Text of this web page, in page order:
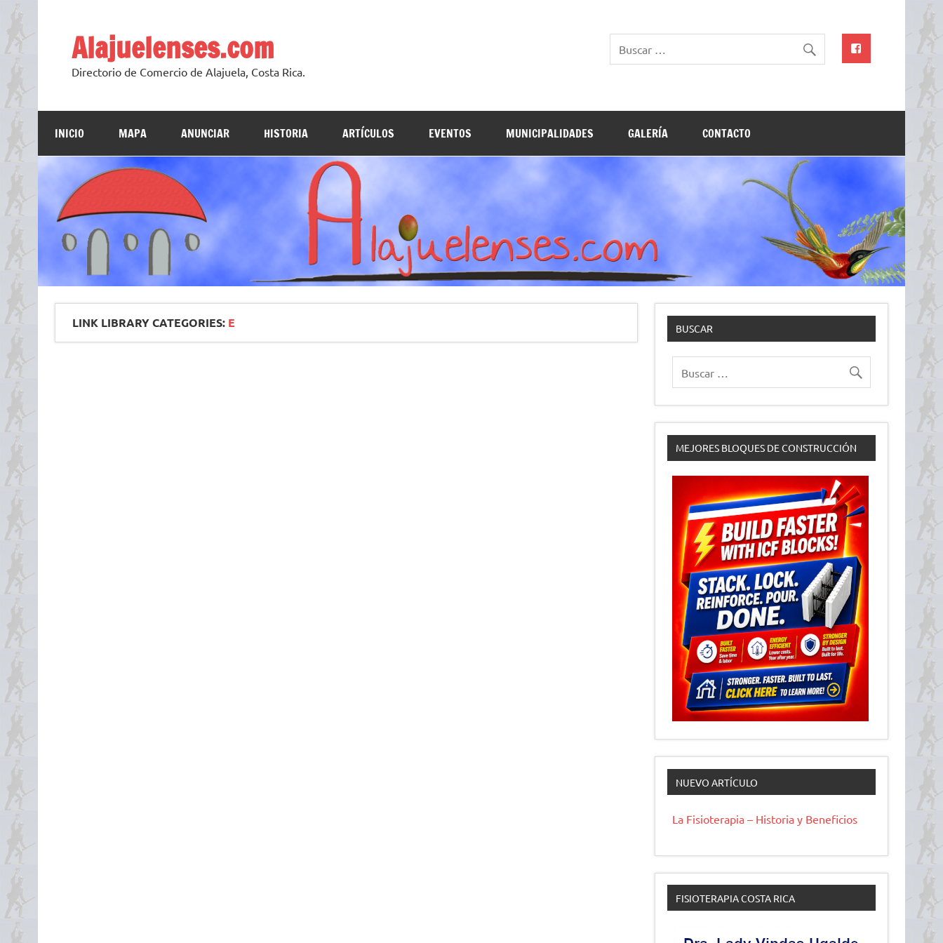
Skip
content
Alajuelenses.com
Directorio de Comercio de Alajuela, Costa Rica.
INICIO MAPA ANUNCIAR HISTORIA ARTÍCULOS EVENTOS MUNICIPALIDADES GALERÍA CONTACTO
LINK LIBRARY CATEGORIES: E BUSCAR
MEJORES BLOQUES DE CONSTRUCCIÓN
NUEVO ARTÍCULO
La Fisioterapia – Historia y Beneficios
FISIOTERAPIA COSTA RICA